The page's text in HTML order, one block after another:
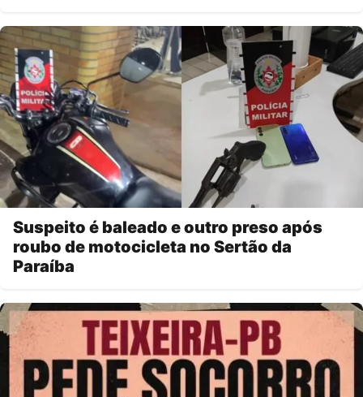
Suspeito é baleado e outro preso após
roubo de motocicleta no Sertão da
Paraíba